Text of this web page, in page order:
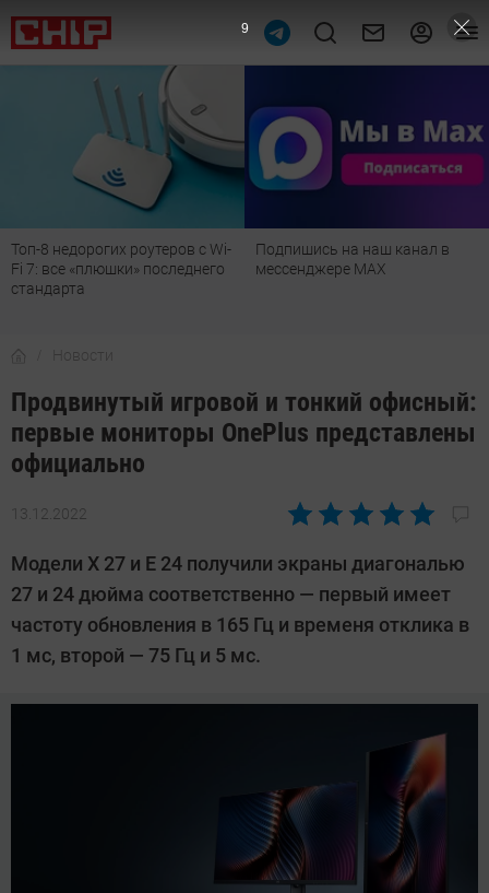
Топ-8 недорогих роутеров с Wi-
Fi 7: все «плюшки» последнего
стандарта
Подпишись на наш канал в
мессенджере МАХ
Новости
Продвинутый игровой и тонкий офисный:
первые мониторы OnePlus представлены
официально
13.12.2022
Автор:
Кошик
Модели X 27 и E 24 получили экраны диагональю
27 и 24 дюйма соответственно — первый имеет
частоту обновления в 165 Гц и временя отклика в
1 мс, второй — 75 Гц и 5 мс.
8